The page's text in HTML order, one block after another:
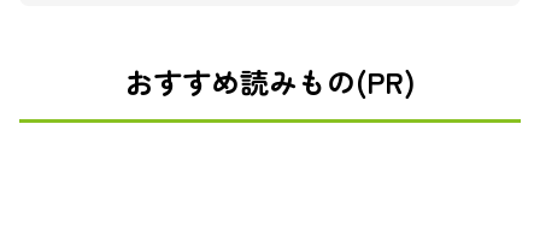
おすすめ読みもの(PR)